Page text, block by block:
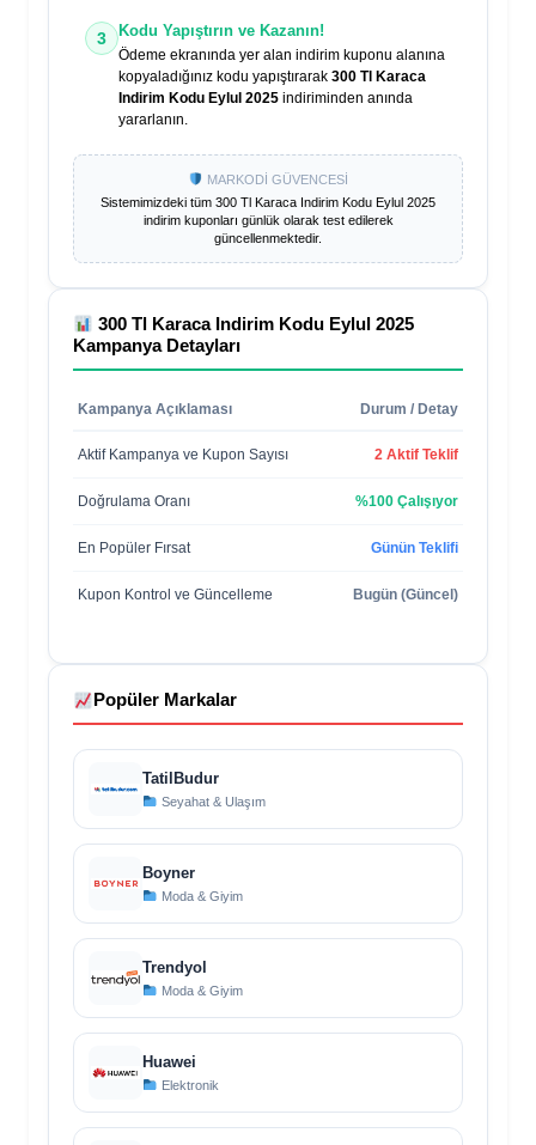
3 Kodu Yapıştırın ve Kazanın!
Ödeme ekranında yer alan indirim kuponu alanına
kopyaladığınız kodu yapıştırarak 300 Tl Karaca
Indirim Kodu Eylul 2025 indiriminden anında
yararlanın.
MARKODİ GÜVENCESİ
Sistemimizdeki tüm 300 Tl Karaca Indirim Kodu Eylul 2025
indirim kuponları günlük olarak test edilerek
güncellenmektedir.
300 Tl Karaca Indirim Kodu Eylul 2025
Kampanya Detayları
Kampanya Açıklaması Durum / Detay
Aktif Kampanya ve Kupon Sayısı 2 Aktif Teklif
Doğrulama Oranı %100 Çalışıyor
En Popüler Fırsat Günün Teklifi
Kupon Kontrol ve Güncelleme Bugün (Güncel)
Popüler Markalar
TatilBudur
Seyahat & Ulaşım
Boyner
Moda & Giyim
Trendyol
Moda & Giyim
Huawei
Elektronik